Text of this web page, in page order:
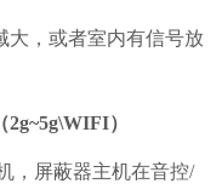
大，或者室内有信号放
）
屏蔽器主机在音控/